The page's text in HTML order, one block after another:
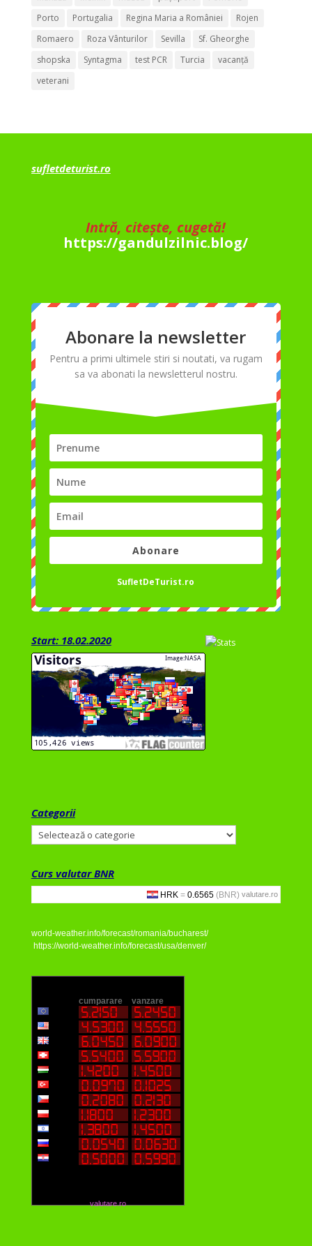
Porto
Portugalia Regina Maria a României
Rojen
Romaero
Roza Vânturilor Sevilla
Sf. Gheorghe
shopska
Syntagma test PCR Turcia
vacanță
veterani
sufletdeturist.ro
Intră, citește, cugetă!
https://gandulzilnic.blog/
Abonare la newsletter
Pentru a primi ultimele stiri si noutati, va rugam
sa va abonati la newsletterul nostru.
Abonare
SufletDeTurist.ro
Start: 18.02.2020
Categorii
Categorii
Curs valutar BNR
valutare.ro
world-weather.info/forecast/romania/bucharest/
https://world-weather.info/forecast/usa/denver/
valutare.ro